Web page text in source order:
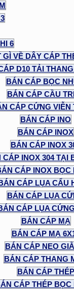
6
GÌ VỀ DÂY CÁP
D10 TẢI
BÁN CÁP BỌC
BÁN CÁP CẦU
CÁP CỨNG VIỄN
BÁN CÁP INO
BÁN CÁP INOX
BÁN CÁP INOX
CÁP INOX 304 TẠI
CÁP INOX BỌC
CÁP LỤA CẨU
BÁN CÁP LỤA
CÁP LỤA
BÁN CÁP MẠ
BÁN CÁP MẠ
BÁN CÁP NEO
BÁN CÁP THANG
BÁN CÁP THÉP
CÁP THÉP BỌC